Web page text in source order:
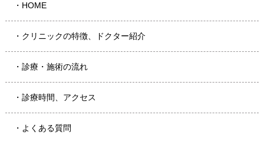
・HOME
・クリニックの特徴、ドクター紹介
・診療・施術の流れ
・診療時間、アクセス
・よくある質問